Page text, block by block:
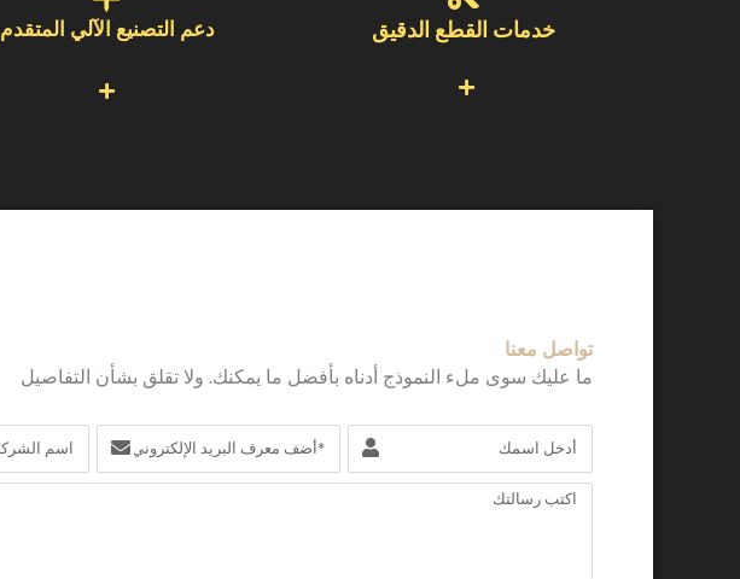
خدمات القطع الدقيق دعم التصنيع الآلي المتقدم
تواصل معنا
ما عليك سوى ملء النموذج أدناه بأفضل ما يمكنك. ولا تقلق بشأن التفاصيل
الاسم
البريد
الإلكتروني
الرسالة